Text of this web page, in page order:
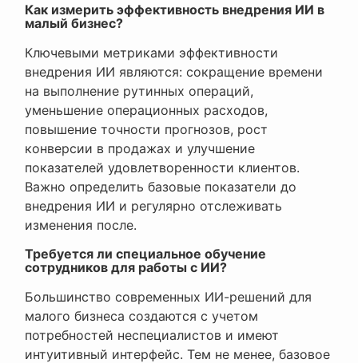
Как измерить эффективность внедрения ИИ в
малый бизнес?
Ключевыми метриками эффективности
внедрения ИИ являются: сокращение времени
на выполнение рутинных операций,
уменьшение операционных расходов,
повышение точности прогнозов, рост
конверсии в продажах и улучшение
показателей удовлетворенности клиентов.
Важно определить базовые показатели до
внедрения ИИ и регулярно отслеживать
изменения после.
Требуется ли специальное обучение
сотрудников для работы с ИИ?
Большинство современных ИИ-решений для
малого бизнеса создаются с учетом
потребностей неспециалистов и имеют
интуитивный интерфейс. Тем не менее, базовое